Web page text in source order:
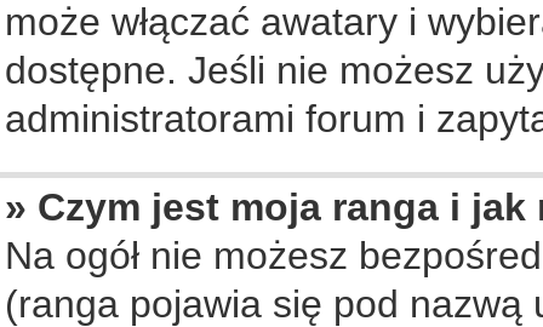
może włączać awatary i
dostępne. Jeśli nie możesz
administratorami forum i
» Czym jest moja ranga i
Na ogół nie możesz
(ranga pojawia się pod